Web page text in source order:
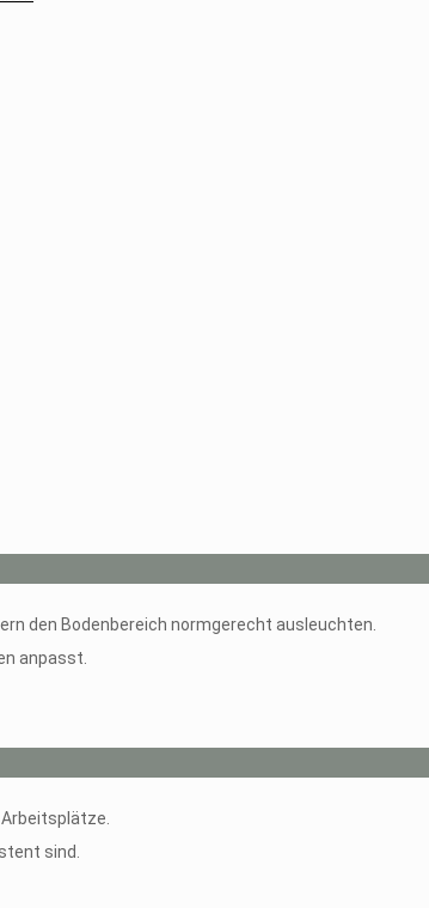
den Bodenbereich normgerecht ausleuchten.
anpasst.
sind.